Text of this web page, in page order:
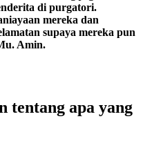
di purgatori.
mereka dan
supaya mereka pun
Amin.
tentang apa yang